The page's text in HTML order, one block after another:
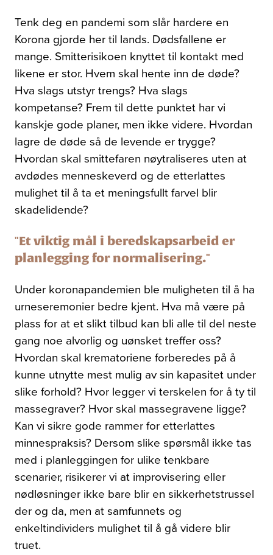
Tenk deg en pandemi som slår hardere en
Korona gjorde her til lands. Dødsfallene er
mange. Smitterisikoen knyttet til kontakt med
likene er stor. Hvem skal hente inn de døde?
Hva slags utstyr trengs? Hva slags
kompetanse? Frem til dette punktet har vi
kanskje gode planer, men ikke videre. Hvordan
lagre de døde så de levende er trygge?
Hvordan skal smittefaren nøytraliseres uten at
avdødes menneskeverd og de etterlattes
mulighet til å ta et meningsfullt farvel blir
skadelidende?
"Et viktig mål i beredskapsarbeid er
planlegging for normalisering."
Under koronapandemien ble muligheten til å ha
urneseremonier bedre kjent. Hva må være på
plass for at et slikt tilbud kan bli alle til del neste
gang noe alvorlig og uønsket treffer oss?
Hvordan skal krematoriene forberedes på å
kunne utnytte mest mulig av sin kapasitet under
slike forhold? Hvor legger vi terskelen for å ty til
massegraver? Hvor skal massegravene ligge?
Kan vi sikre gode rammer for etterlattes
minnespraksis? Dersom slike spørsmål ikke tas
med i planleggingen for ulike tenkbare
scenarier, risikerer vi at improvisering eller
nødløsninger ikke bare blir en sikkerhetstrussel
der og da, men at samfunnets og
enkeltindividers mulighet til å gå videre blir
truet.